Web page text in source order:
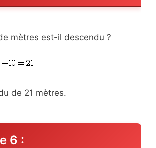
mètres est-il descendu ?
de 21 mètres.
6 :